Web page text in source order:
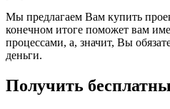
Мы предлагаем Вам купить
конечном итоге поможет вам
процессами, а, значит, Вы
деньги.
Получить